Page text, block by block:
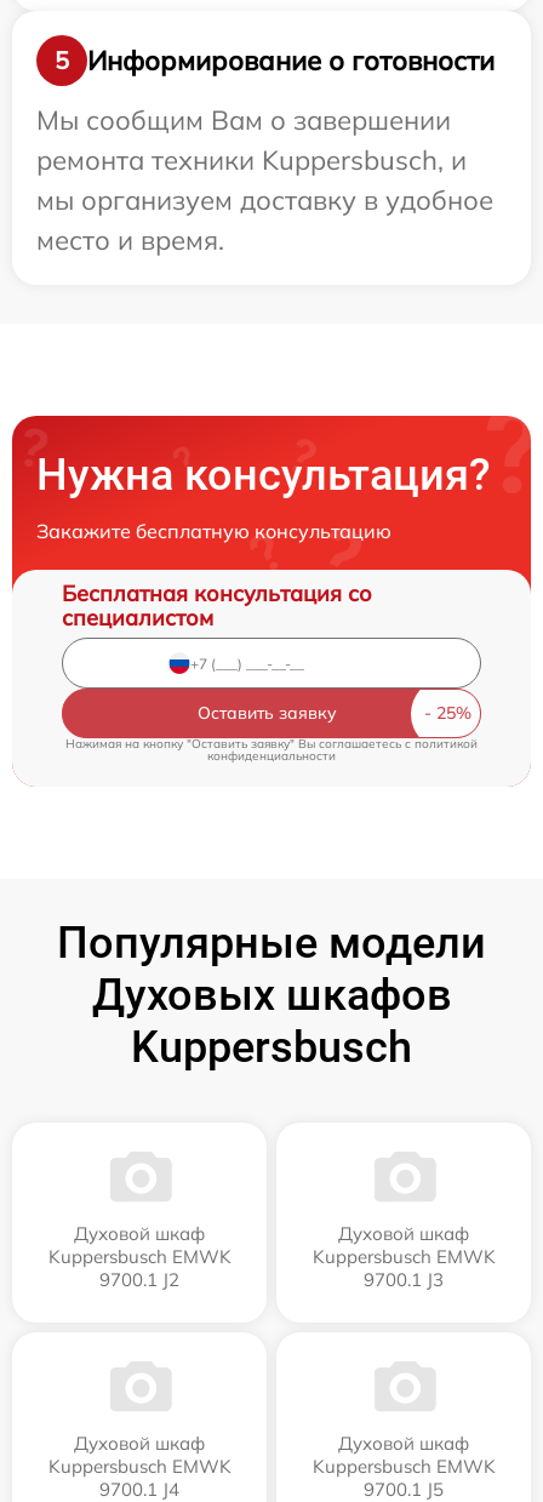
5
Информирование о готовности
Мы сообщим Вам о завершении
ремонта техники Kuppersbusch, и
мы организуем доставку в удобное
место и время.
Нужна консультация?
Закажите бесплатную консультацию
Бесплатная консультация со
специалистом
Оставить заявку
Нажимая на кнопку "Оставить заявку" Вы соглашаетесь cполитикой
конфиденциальности
Популярные модели
Духовых шкафов
Kuppersbusch
Духовой шкаф
Kuppersbusch EMWK
9700.1 J2
Духовой шкаф
Kuppersbusch EMWK
9700.1 J3
Духовой шкаф
Kuppersbusch EMWK
9700.1 J4
Духовой шкаф
Kuppersbusch EMWK
9700.1 J5